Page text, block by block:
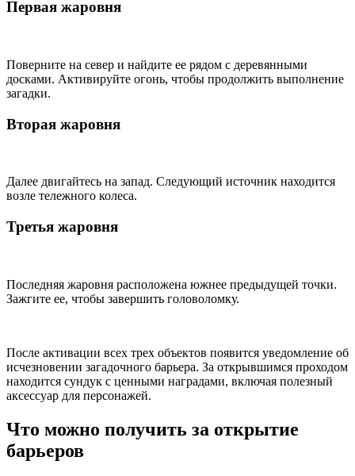
Первая жаровня
Поверните на север и найдите ее рядом с деревянными
досками. Активируйте огонь, чтобы продолжить выполнение
загадки.
Вторая жаровня
Далее двигайтесь на запад. Следующий источник находится
возле тележного колеса.
Третья жаровня
Последняя жаровня расположена южнее предыдущей точки.
Зажгите ее, чтобы завершить головоломку.
После активации всех трех объектов появится уведомление об
исчезновении загадочного барьера. За открывшимся проходом
находится сундук с ценными наградами, включая полезный
аксессуар для персонажей.
Что можно получить за открытие
барьеров